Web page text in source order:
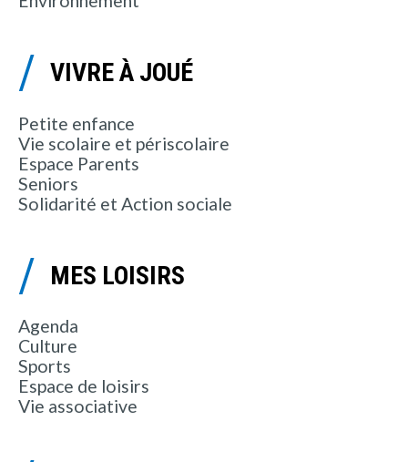
VIVRE À JOUÉ
Petite enfance
Vie scolaire et périscolaire
Espace Parents
Seniors
Solidarité et Action sociale
MES LOISIRS
Agenda
Culture
Sports
Espace de loisirs
Vie associative